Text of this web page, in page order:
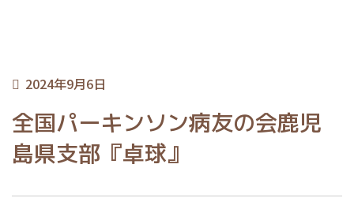
2024年9月6日
全国パーキンソン病友の会鹿児
島県支部『卓球』